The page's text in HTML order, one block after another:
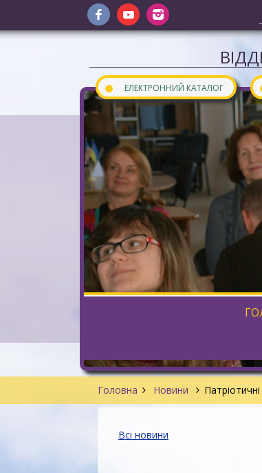
● ЕЛЕКТРОННИЙ КАТАЛОГ
Сайт відділу
Головна Новини
Всі новини